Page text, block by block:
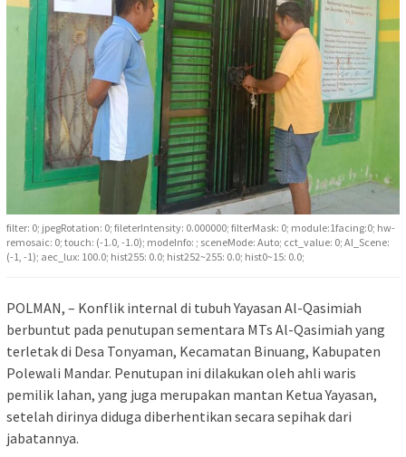
filter: 0; jpegRotation: 0; fileterIntensity: 0.000000; filterMask: 0; module:1facing:0; hw-
remosaic: 0; touch: (-1.0, -1.0); modeInfo: ; sceneMode: Auto; cct_value: 0; AI_Scene:
(-1, -1); aec_lux: 100.0; hist255: 0.0; hist252~255: 0.0; hist0~15: 0.0;
POLMAN, – Konflik internal di tubuh Yayasan Al-Qasimiah
berbuntut pada penutupan sementara MTs Al-Qasimiah yang
terletak di Desa Tonyaman, Kecamatan Binuang, Kabupaten
Polewali Mandar. Penutupan ini dilakukan oleh ahli waris
pemilik lahan, yang juga merupakan mantan Ketua Yayasan,
setelah dirinya diduga diberhentikan secara sepihak dari
jabatannya.